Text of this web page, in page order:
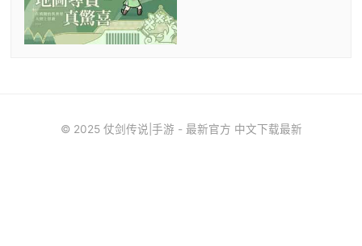
© 2025 仗剑传说|手游 - 最新官方 中文下载最新